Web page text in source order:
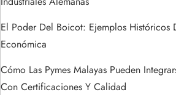
a
s
El Poder Del Boicot: Ejemplos Históricos
Económica
Cómo Las Pymes Malayas Pueden
Con Certificaciones Y Calidad